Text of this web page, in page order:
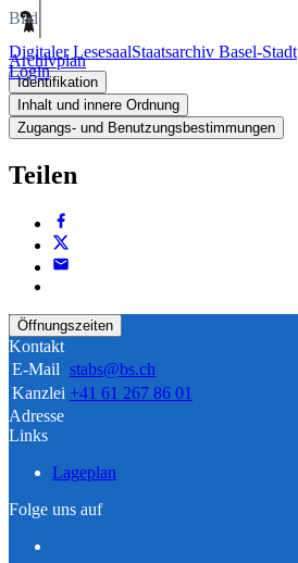
Digitaler LesesaalStaatsarchiv Basel-Stadt
Login
Bild
Archivplan
Identifikation
Inhalt und innere Ordnung
Zugangs- und Benutzungsbestimmungen
Teilen
Öffnungszeiten
Kontakt
E-Mail stabs@bs.ch
Kanzlei +41 61 267 86 01
Adresse
Links
Lageplan
Folge uns auf